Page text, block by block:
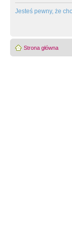
Jesteś pewny, że
Strona główna